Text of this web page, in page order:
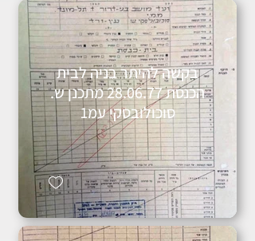
בקשה להיתר בניה לבית
הכנסת 28.06.77 מתכנן ש.
סוכולובסקי עמ1